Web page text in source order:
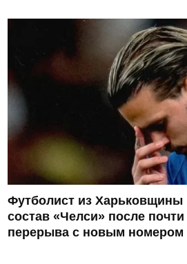
Футболист из Харьковщины
состав «Челси» после почти
перерыва с новым номером